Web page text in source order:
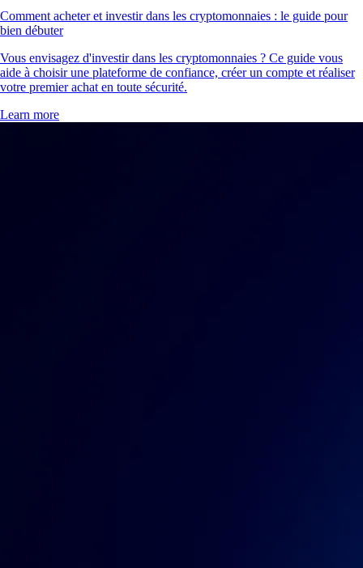
Comment acheter et investir dans les cryptomonnaies : le guide pour
bien débuter
Vous envisagez d'investir dans les cryptomonnaies ? Ce guide vous
aide à choisir une plateforme de confiance, créer un compte et réaliser
votre premier achat en toute sécurité.
Learn more